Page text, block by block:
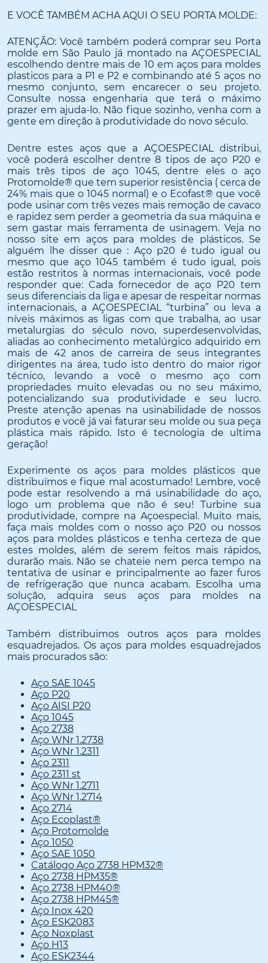
E VOCÊ TAMBÉM ACHA AQUI O SEU PORTA MOLDE:
ATENÇÃO: Você também poderá comprar seu Porta
molde em São Paulo já montado na AÇOESPECIAL
escolhendo dentre mais de 10 em aços para moldes
plasticos para a P1 e P2 e combinando até 5 aços no
mesmo conjunto, sem encarecer o seu projeto.
Consulte nossa engenharia que terá o máximo
prazer em ajuda-lo. Não fique sozinho, venha com a
gente em direção à produtividade do novo século.
Dentre estes aços que a AÇOESPECIAL distribui,
você poderá escolher dentre 8 tipos de aço P20 e
mais três tipos de aço 1045, dentre eles o aço
Protomolde® que tem superior resistência ( cerca de
24% mais que o 1045 normal) e o Ecofast® que você
pode usinar com três vezes mais remoção de cavaco
e rapidez sem perder a geometria da sua máquina e
sem gastar mais ferramenta de usinagem. Veja no
nosso site em aços para moldes de plásticos. Se
alguém lhe disser que : Aço p20 é tudo igual ou
mesmo que aço 1045 também é tudo igual, pois
estão restritos à normas internacionais, você pode
responder que: Cada fornecedor de aço P20 tem
seus diferenciais da liga e apesar de respeitar normas
internacionais, a AÇOESPECIAL “turbina” ou leva a
níveis máximos as ligas com que trabalha, ao usar
metalurgias do século novo, superdesenvolvidas,
aliadas ao conhecimento metalúrgico adquirido em
mais de 42 anos de carreira de seus integrantes
dirigentes na área, tudo isto dentro do maior rigor
técnico, levando a você o mesmo aço com
propriedades muito elevadas ou no seu máximo,
potencializando sua produtividade e seu lucro.
Preste atenção apenas na usinabilidade de nossos
produtos e você já vai faturar seu molde ou sua peça
plástica mais rápido. Isto é tecnologia de ultima
geração!
Experimente os aços para moldes plásticos que
distribuímos e fique mal acostumado! Lembre, você
pode estar resolvendo a má usinabilidade do aço,
logo um problema que não é seu! Turbine sua
produtividade, compre na Açoespecial. Muito mais,
faça mais moldes com o nosso aço P20 ou nossos
aços para moldes plásticos e tenha certeza de que
estes moldes, além de serem feitos mais rápidos,
durarão mais. Não se chateie nem perca tempo na
tentativa de usinar e principalmente ao fazer furos
de refrigeração que nunca acabam. Escolha uma
solução, adquira seus aços para moldes na
AÇOESPECIAL
Também distribuimos outros aços para moldes
esquadrejados. Os aços para moldes esquadrejados
mais procurados são:
Aço SAE 1045
Aço P20
Aço AISI P20
Aço 1045
Aço 2738
Aço WNr 1.2738
Aço WNr 1.2311
Aço 2311
Aço 2311 st
Aço WNr 1.2711
Aço WNr 1.2714
Aço 2714
Aço Ecoplast®
Aço Protomolde
Aço 1050
Aço SAE 1050
Catálogo Aço 2738 HPM32®
Aço 2738 HPM35®
Aço 2738 HPM40®
Aço 2738 HPM45®
Aço Inox 420
Aço ESK2083
Aço Noxplast
Aço H13
Aço ESK2344